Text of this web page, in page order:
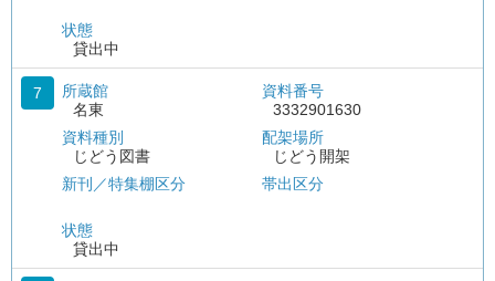
状態
貸出中
7
所蔵館
名東
資料種別
じどう図書
新刊／特集棚区分
状態
貸出中
資料番号
3332901630
配架場所
じどう開架
帯出区分